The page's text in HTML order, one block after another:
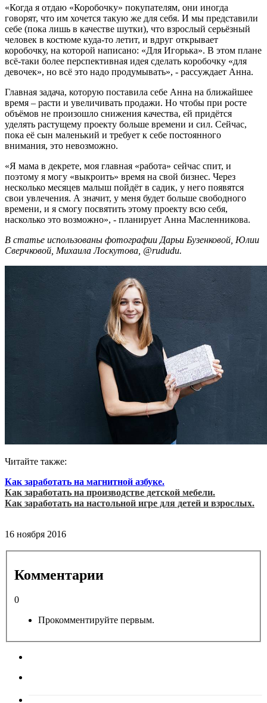
«Когда я отдаю «Коробочку» покупателям, они иногда
говорят, что им хочется такую же для себя. И мы представили
себе (пока лишь в качестве шутки), что взрослый серьёзный
человек в костюме куда-то летит, и вдруг открывает
коробочку, на которой написано: «Для Игорька». В этом плане
всё-таки более перспективная идея сделать коробочку «для
девочек», но всё это надо продумывать», - рассуждает Анна.
Главная задача, которую поставила себе Анна на ближайшее
время – расти и увеличивать продажи. Но чтобы при росте
объёмов не произошло снижения качества, ей придётся
уделять растущему проекту больше времени и сил. Сейчас,
пока её сын маленький и требует к себе постоянного
внимания, это невозможно.
«Я мама в декрете, моя главная «работа» сейчас спит, и
поэтому я могу «выкроить» время на свой бизнес. Через
несколько месяцев малыш пойдёт в садик, у него появятся
свои увлечения. А значит, у меня будет больше свободного
времени, и я смогу посвятить этому проекту всю себя,
насколько это возможно», - планирует Анна Масленникова.
В статье использованы фотографии Дарьи Бузенковой, Юлии
Сверчковой, Михаила Лоскутова, @rududu.
Читайте также:
Как заработать на магнитной азбуке.
Как заработать на производстве детской мебели.
Как заработать на настольной игре для детей и взрослых.
16 ноября 2016
Комментарии
0
Прокомментируйте первым.